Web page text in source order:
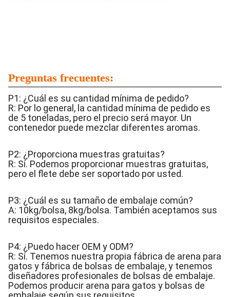
Preguntas frecuentes:
P1: ¿Cuál es su cantidad mínima de pedido?
R: Por lo general, la cantidad mínima de pedido es
de 5 toneladas, pero el precio será mayor. Un
contenedor puede mezclar diferentes aromas.
P2: ¿Proporciona muestras gratuitas?
R: Sí. Podemos proporcionar muestras gratuitas,
pero el flete debe ser soportado por usted.
P3: ¿Cuál es su tamaño de embalaje común?
A: 10kg/bolsa, 8kg/bolsa. También aceptamos sus
requisitos especiales.
P4: ¿Puedo hacer OEM y ODM?
R: Sí. Tenemos nuestra propia fábrica de arena para
gatos y fábrica de bolsas de embalaje, y tenemos
diseñadores profesionales de bolsas de embalaje.
Podemos producir arena para gatos y bolsas de